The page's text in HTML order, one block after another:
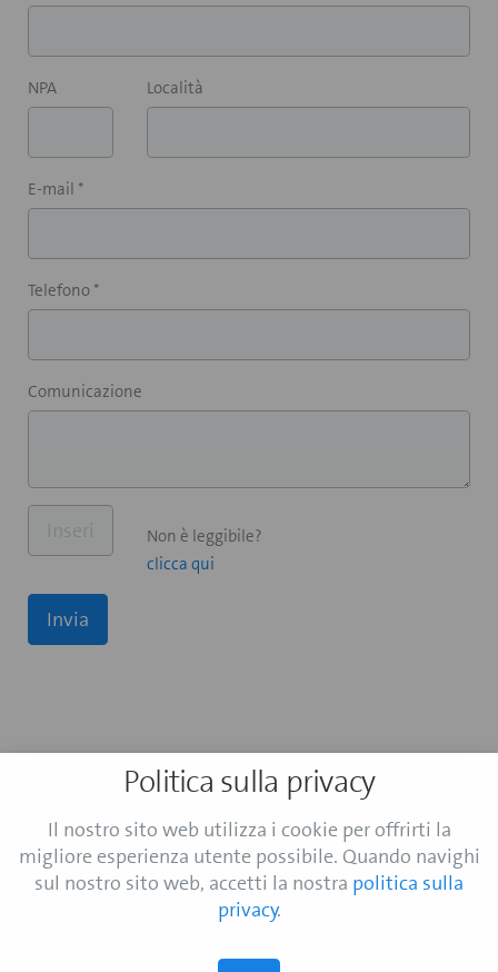
NPA Località
E-mail *
Telefono *
Comunicazione
Non è leggibile?
clicca qui
Invia
Contatto
Politica sulla privacy
Il nostro sito web utilizza i cookie per offrirti la
migliore esperienza utente possibile. Quando navighi
sul nostro sito web, accetti la nostra politica sulla
privacy.